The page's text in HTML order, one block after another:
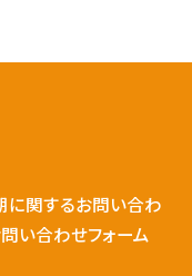
に関するお問い合わ
い合わせフォーム